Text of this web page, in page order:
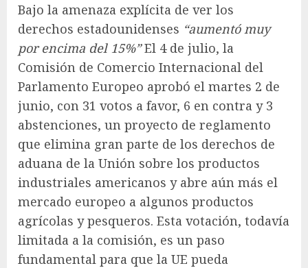
Bajo la amenaza explícita de ver los
derechos estadounidenses “aumentó muy
por encima del 15%”El 4 de julio, la
Comisión de Comercio Internacional del
Parlamento Europeo aprobó el martes 2 de
junio, con 31 votos a favor, 6 en contra y 3
abstenciones, un proyecto de reglamento
que elimina gran parte de los derechos de
aduana de la Unión sobre los productos
industriales americanos y abre aún más el
mercado europeo a algunos productos
agrícolas y pesqueros. Esta votación, todavía
limitada a la comisión, es un paso
fundamental para que la UE pueda